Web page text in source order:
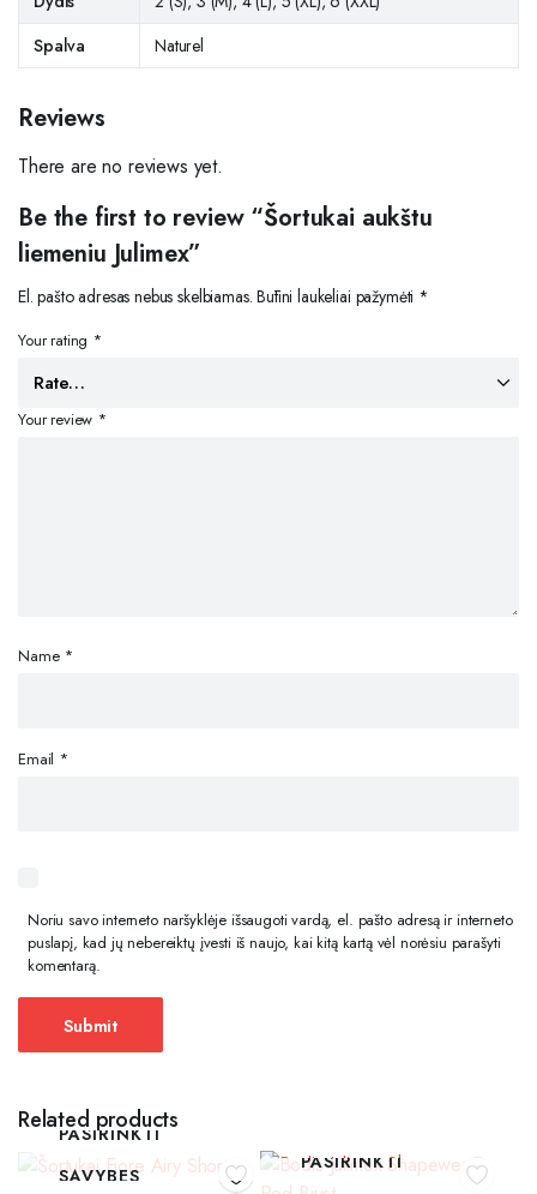
Spalva
Naturel
Reviews
There are no reviews yet.
Be the first to review “Šortukai aukštu
liemeniu Julimex”
El. pašto adresas nebus skelbiamas. Būtini laukeliai pažymėti *
Your rating *
Your review *
Name *
Email *
Noriu savo interneto naršyklėje išsaugoti vardą, el. pašto adresą ir interneto
puslapį, kad jų nebereiktų įvesti iš naujo, kai kitą kartą vėl norėsiu parašyti
komentarą.
Related products
PASIRINKTI
SAVYBES
PASIRINKTI